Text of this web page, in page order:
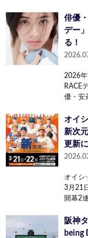
俳優
デー
る！
2026年
RACE
優・安
オイ
新次
更新
オイシ
3月21
開幕2
阪神
being